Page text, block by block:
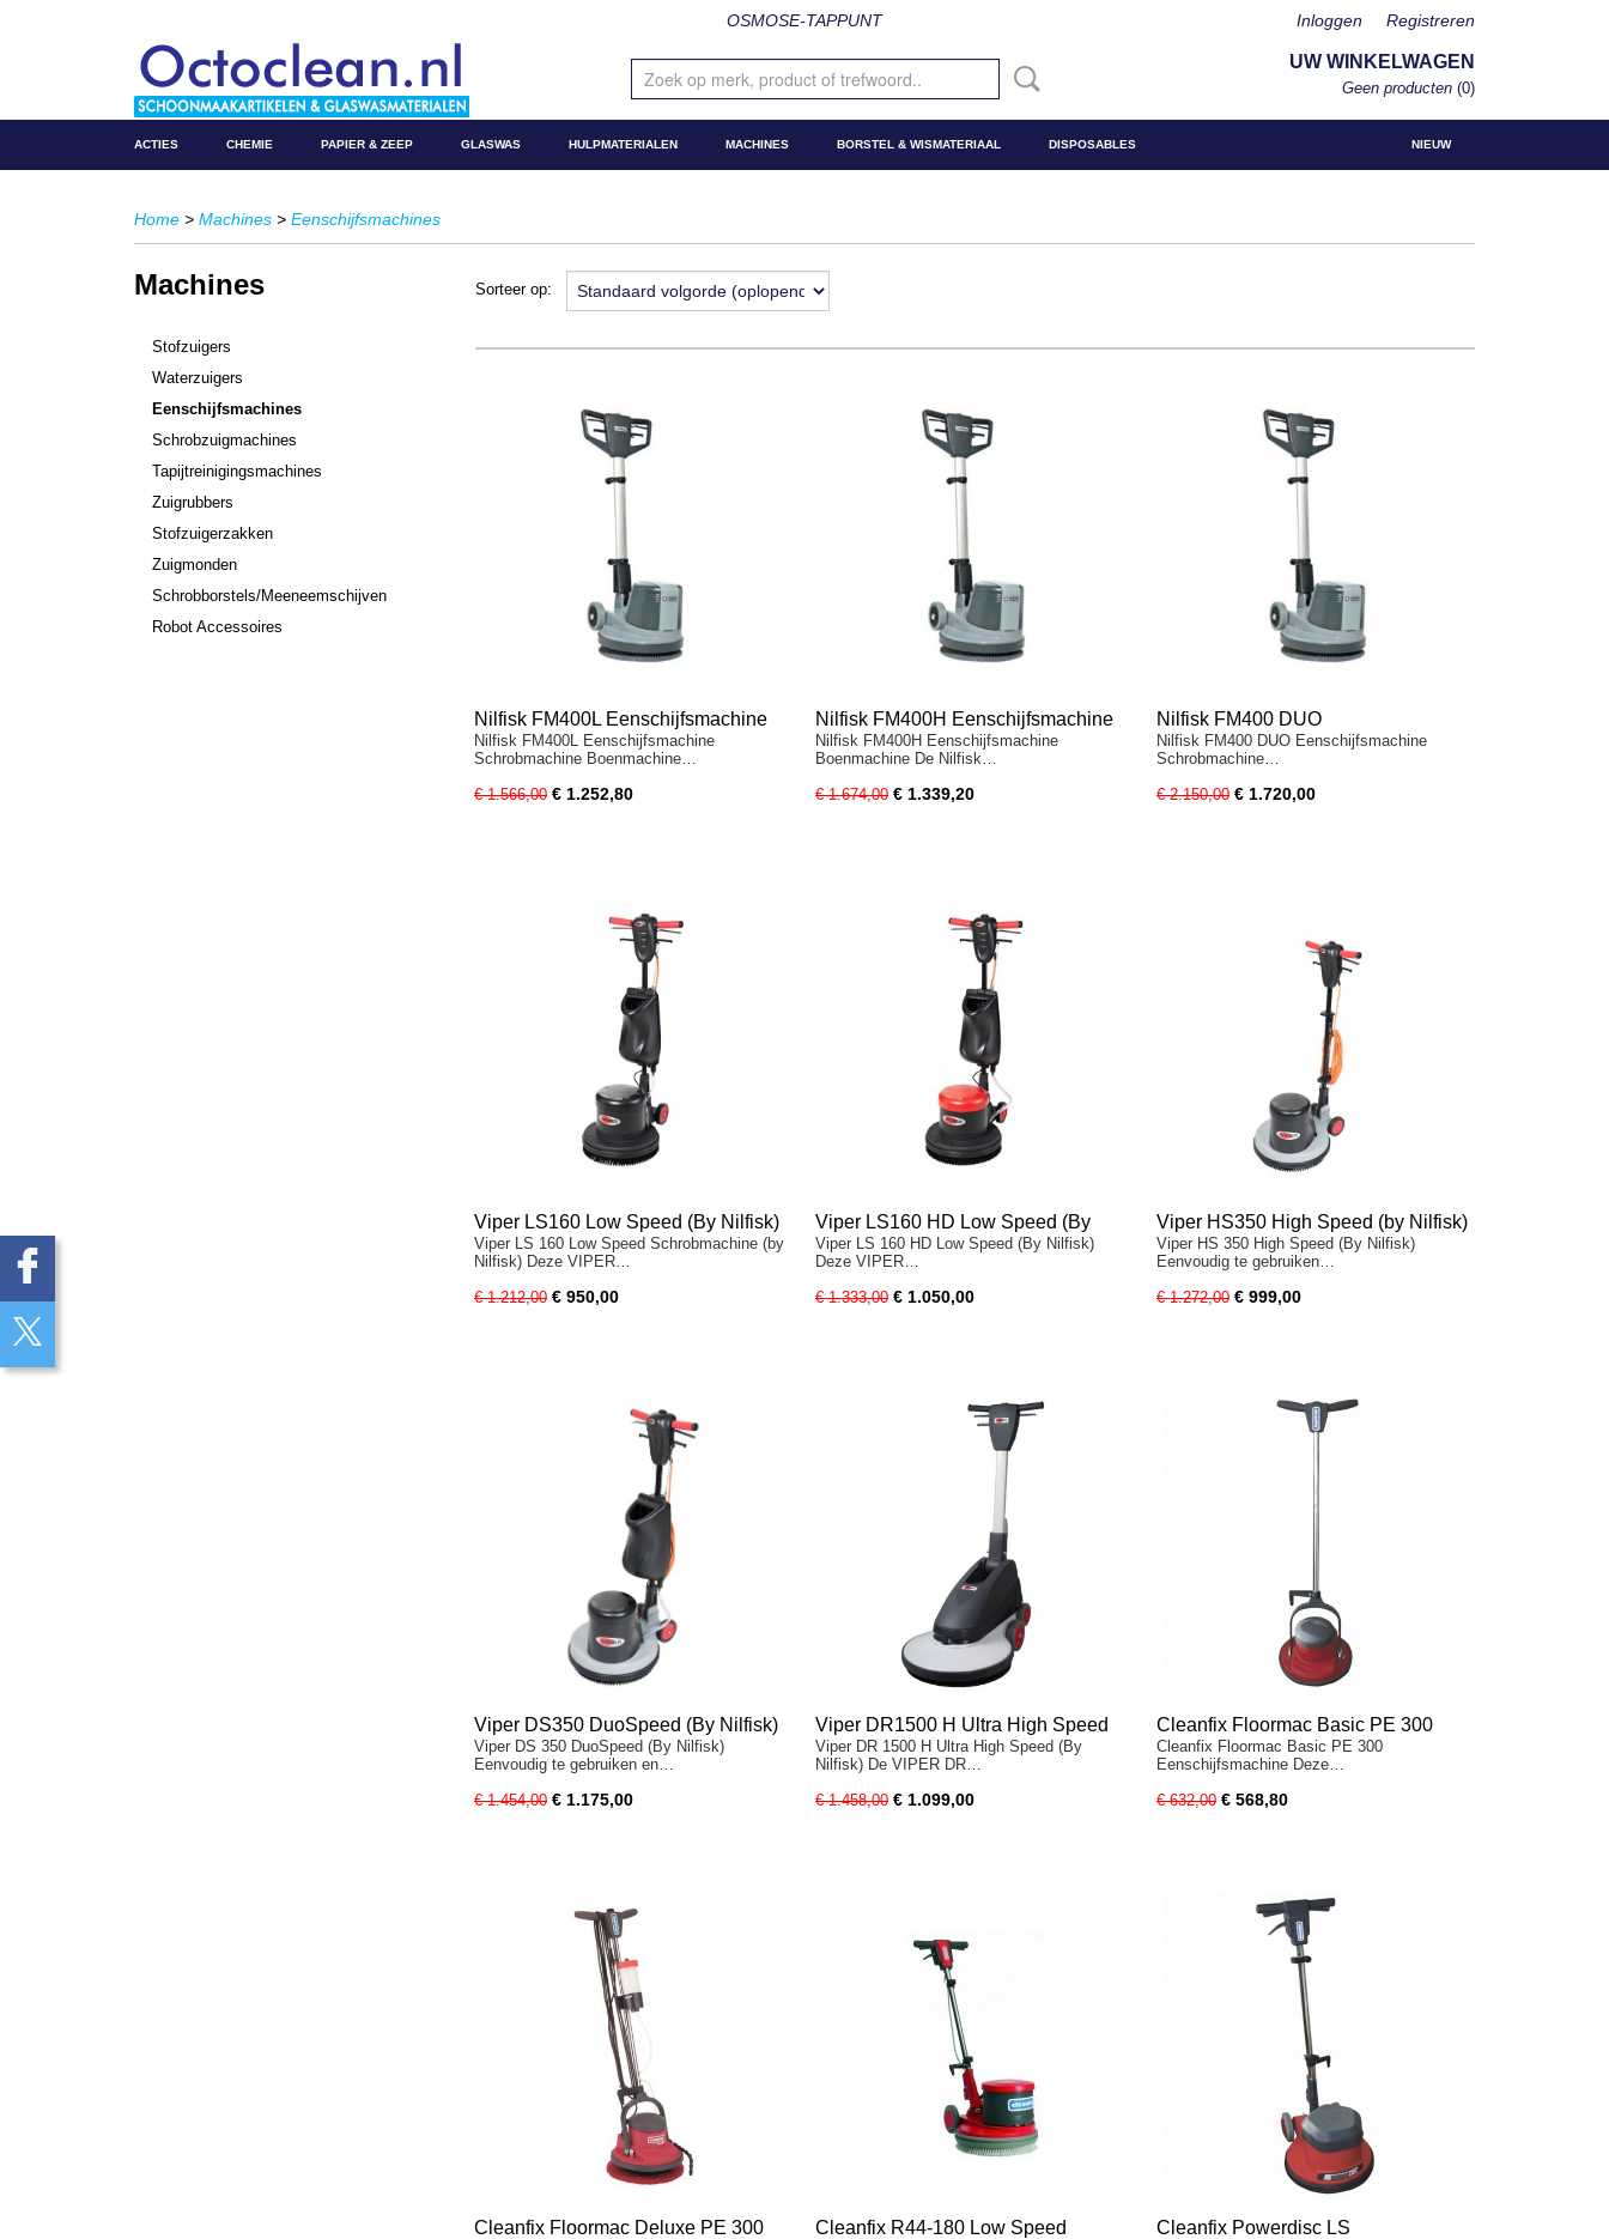
OSMOSE-TAPPUNT Inloggen Registreren
UW WINKELWAGEN
Geen producten (0)
NIEUW
ACTIES CHEMIE PAPIER & ZEEP GLASWAS HULPMATERIALEN MACHINES BORSTEL & WISMATERIAAL DISPOSABLES
Home > Machines > Eenschijfsmachines
Machines
Stofzuigers
Waterzuigers
Eenschijfsmachines
Schrobzuigmachines
Tapijtreinigingsmachines
Zuigrubbers
Stofzuigerzakken
Zuigmonden
Schrobborstels/Meeneemschijven
Robot Accessoires
Sorteer op:
Nilfisk FM400L Eenschijfsmachine
Schrobmachine
Nilfisk FM400L Eenschijfsmachine
Schrobmachine Boenmachine…
€ 1.566,00 € 1.252,80
Nilfisk FM400H Eenschijfsmachine
Boenmachine
Nilfisk FM400H Eenschijfsmachine
Boenmachine De Nilfisk…
€ 1.674,00 € 1.339,20
Nilfisk FM400 DUO
Eenschijfsmachine Boenmachine
Nilfisk FM400 DUO Eenschijfsmachine
Schrobmachine…
€ 2.150,00 € 1.720,00
Viper LS160 Low Speed (By Nilfisk)
Viper LS 160 Low Speed Schrobmachine (by
Nilfisk) Deze VIPER…
€ 1.212,00 € 950,00
Viper LS160 HD Low Speed (By
Nilfisk)
Viper LS 160 HD Low Speed (By Nilfisk)
Deze VIPER…
€ 1.333,00 € 1.050,00
Viper HS350 High Speed (by Nilfisk)
Viper HS 350 High Speed (By Nilfisk)
Eenvoudig te gebruiken…
€ 1.272,00 € 999,00
Viper DS350 DuoSpeed (By Nilfisk)
Viper DS 350 DuoSpeed (By Nilfisk)
Eenvoudig te gebruiken en…
€ 1.454,00 € 1.175,00
Viper DR1500 H Ultra High Speed
(by Nilfisk)
Viper DR 1500 H Ultra High Speed (By
Nilfisk) De VIPER DR…
€ 1.458,00 € 1.099,00
Cleanfix Floormac Basic PE 300
Cleanfix Floormac Basic PE 300
Eenschijfsmachine Deze…
€ 632,00 € 568,80
Cleanfix Floormac Deluxe PE 300 Cleanfix R44-180 Low Speed Cleanfix Powerdisc LS